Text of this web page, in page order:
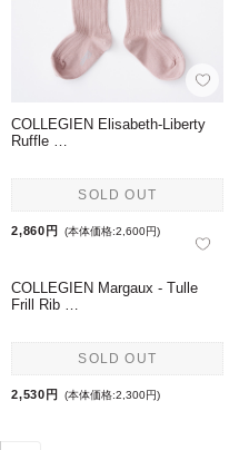
COLLEGIEN Elisabeth-Liberty
Ruffle …
SOLD OUT
2,860円 (本体価格:2,600円)